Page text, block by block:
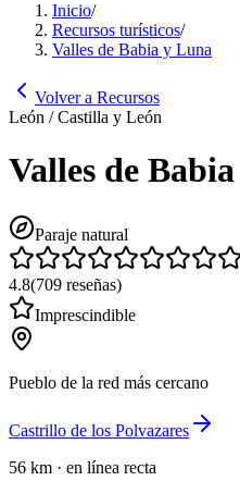
Inicio/
Recursos turísticos/
Valles de Babia y Luna
Volver a Recursos
León / Castilla y León
Valles de
Paraje natural
4.8(709 reseñas)
Imprescindible
Pueblo de la red más cercano
Castrillo de los Polvazares
56 km · en línea recta